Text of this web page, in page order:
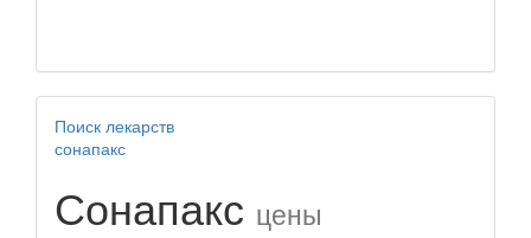
Поиск лекарств
сонапакс
Сонапакс цены